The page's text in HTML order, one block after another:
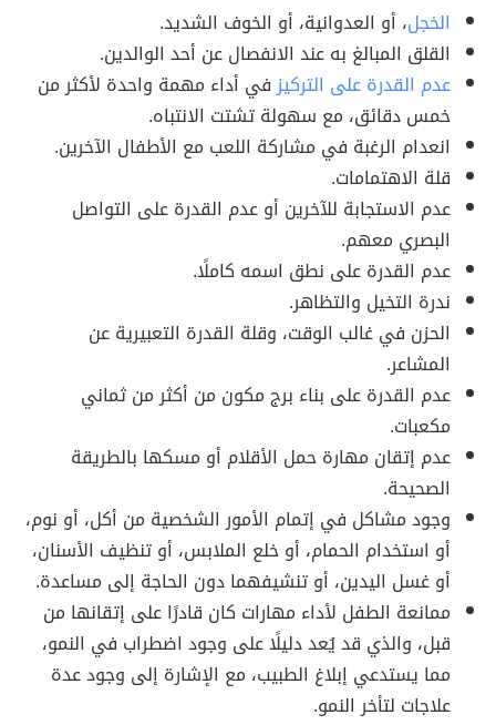
الخجل، أو العدوانية، أو الخوف الشديد.
القلق المبالغ به عند الانفصال عن أحد الوالدين.
عدم القدرة على التركيزفي أداء مهمة واحدة لأكثر من
خمس دقائق، مع سهولة تشتت الانتباه.
انعدام الرغبة في مشاركة اللعب مع الأطفال الآخرين.
قلة الاهتمامات.
عدم الاستجابة للآخرين أو عدم القدرة على التواصل
البصري معهم.
عدم القدرة على نطق اسمه كاملًا.
ندرة التخيل والتظاهر.
الحزن في غالب الوقت، وقلة القدرة التعبيرية عن
المشاعر.
عدم القدرة على بناء برج مكون من أكثر من ثماني
مكعبات.
عدم إتقان مهارة حمل الأقلام أو مسكها بالطريقة
الصحيحة.
وجود مشاكل في إتمام الأمور الشخصية من أكل، أو نوم،
أو استخدام الحمام، أو خلع الملابس، أو تنظيف الأسنان،
أو غسل اليدين، أو تنشيفهما دون الحاجة إلى مساعدة.
ممانعة الطفل لأداء مهارات كان قادرًا على إتقانها من
قبل، والذي قد يُعد دليلًا على وجود اضطراب في النمو،
مما يستدعي إبلاغ الطبيب، مع الإشارة إلى وجود عدة
علاجات لتأخر النمو.